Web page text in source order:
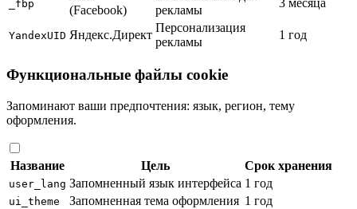
_fbp
(Facebook)
рекламы
YandexUID Яндекс.Директ
Персонализация
рекламы
1 год
Функциональные файлы cookie
Запоминают ваши предпочтения: язык, регион, тему
оформления.
Название Цель Срок хранения
user_lang Запомненный язык интерфейса 1 год
ui_theme Запомненная тема оформления 1 год